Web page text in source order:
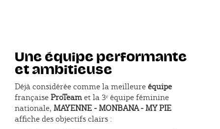
Une équipe performante
et ambitieuse
Déjà considérée comme la meilleureéquipe
françaiseProTeamet la 3ᵉ équipe féminine
nationale, MAYENNE - MONBANA - MY PIE
affiche des objectifs clairs :